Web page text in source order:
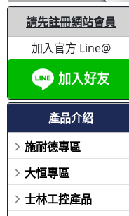
請先註冊網站會員
加入官方 Line@
產品介紹
施耐德專區
大恒專區
士林工控產品